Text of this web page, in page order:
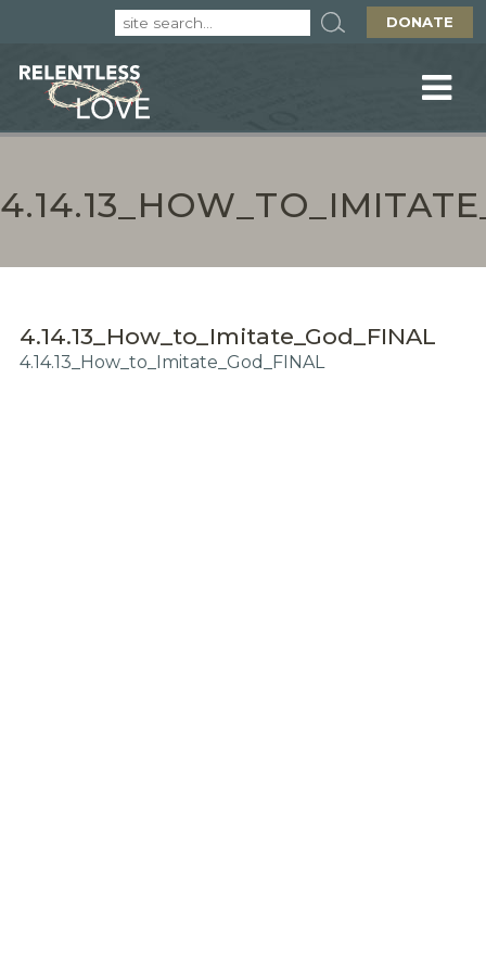
DONATE
4.14.13_How_to_Imitate_God_FINAL
4.14.13_How_to_Imitate_God_FINAL